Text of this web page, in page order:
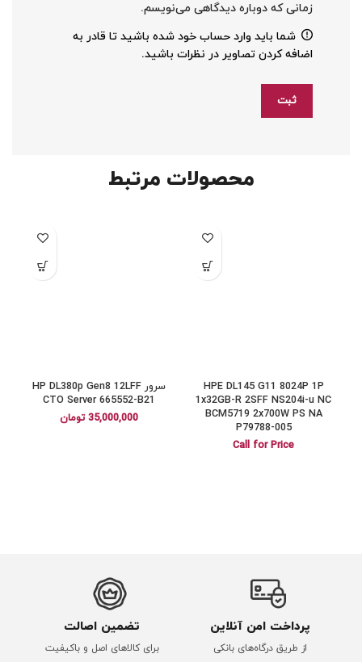
زمانی که دوباره دیدگاهی می‌نویسم.
شما باید وارد حساب خود شده باشید تا قادر به
اضافه کردن تصاویر در نظرات باشید.
محصولات مرتبط
HPE DL145 G11 8024P 1P
1x32GB-R 2SFF NS204i-u NC
BCM5719 2x700W PS NA
P79788-005
Call for Price
سرور HP DL380p Gen8 12LFF
CTO Server 665552-B21
35,000,000 تومان
پرداخت امن آنلاین
از طریق درگاه‌های بانکی
تضمین اصالت
برای کالاهای اصل و باکیفیت